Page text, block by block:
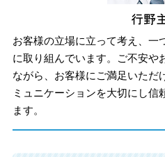
お客様の立場に立って考え、一
に取り組んでいます。ご不安や
ながら、お客様にご満足いただ
ミュニケーションを大切にし信
ます。